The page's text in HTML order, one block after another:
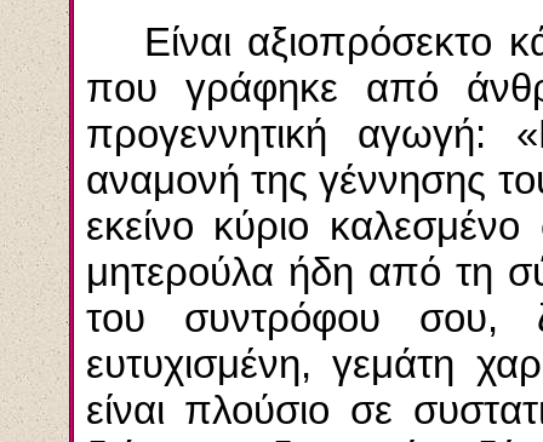
Είναι αξιοπρόσεκτο
που γράφηκε από
προγεννητική αγωγή:
αναμονή της γέννησης
εκείνο κύριο
μητερούλα ήδη από τη
του συντρόφου σου,
ευτυχισμένη, γεμάτη
είναι πλούσιο σε